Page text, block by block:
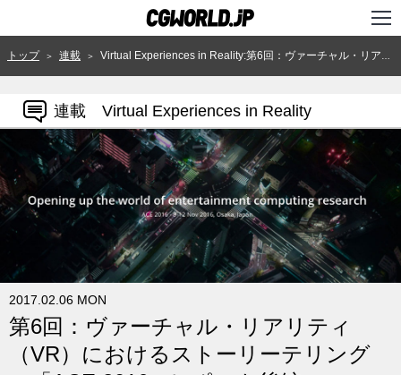
TOP
ニュース
特集
連載
用語辞典
スタジオ
SHOP
トップ ＞ 連載 ＞ Virtual Experiences in Reality:第6回：ヴァーチャル・リアリティ（VR）におけるストーリーテリング 〜「ACE 2016」レポート後編〜
連載 Virtual Experiences in Reality
2017.02.06 MON
第6回：ヴァーチャル・リアリティ
（VR）におけるストーリーテリング